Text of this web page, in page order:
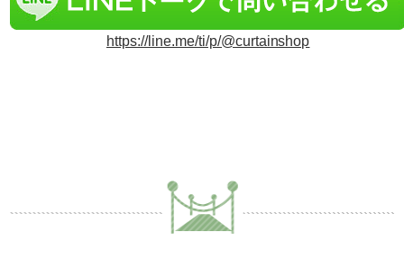
https://line.me/ti/p/@curtainshop